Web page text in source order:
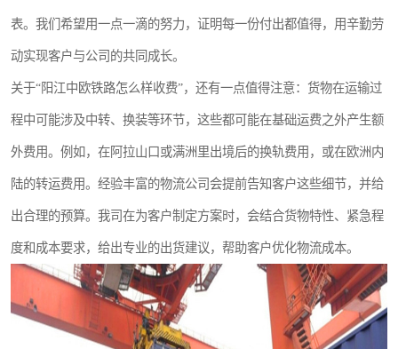
表。我们希望用一点一滴的努力，证明每一份付出都值得，用辛勤劳
动实现客户与公司的共同成长。
关于“阳江中欧铁路怎么样收费”，还有一点值得注意：货物在运输过
程中可能涉及中转、换装等环节，这些都可能在基础运费之外产生额
外费用。例如，在阿拉山口或满洲里出境后的换轨费用，或在欧洲内
陆的转运费用。经验丰富的物流公司会提前告知客户这些细节，并给
出合理的预算。我司在为客户制定方案时，会结合货物特性、紧急程
度和成本要求，给出专业的出货建议，帮助客户优化物流成本。